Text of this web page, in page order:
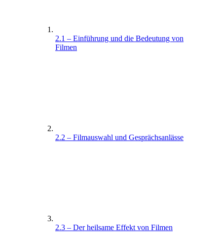
2.1 – Einführung und die Bedeutung von
Filmen
2.2 – Filmauswahl und Gesprächsanlässe
2.3 – Der heilsame Effekt von Filmen